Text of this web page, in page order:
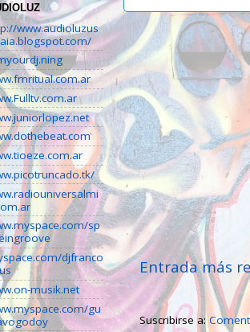
Entrada más
Suscribirse a:
www.audioluzus
sp
djfranco
musik.net
gu